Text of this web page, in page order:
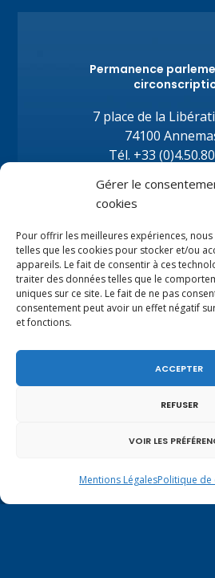
Gérer le
cookies
Pour offrir les meilleures expériences,
telles que les cookies pour stocker et/ou
appareils. Le fait de consentir à ces
traiter des données telles que le
uniques sur ce site. Le fait de ne pas
consentement peut avoir un effet négatif
et fonctions.
ACCEPTER
REFUSER
VOIR LES
Mentions LégalesPolitique
Permanence
7 place de la
74100
Tél. +33
Contactez-moi à